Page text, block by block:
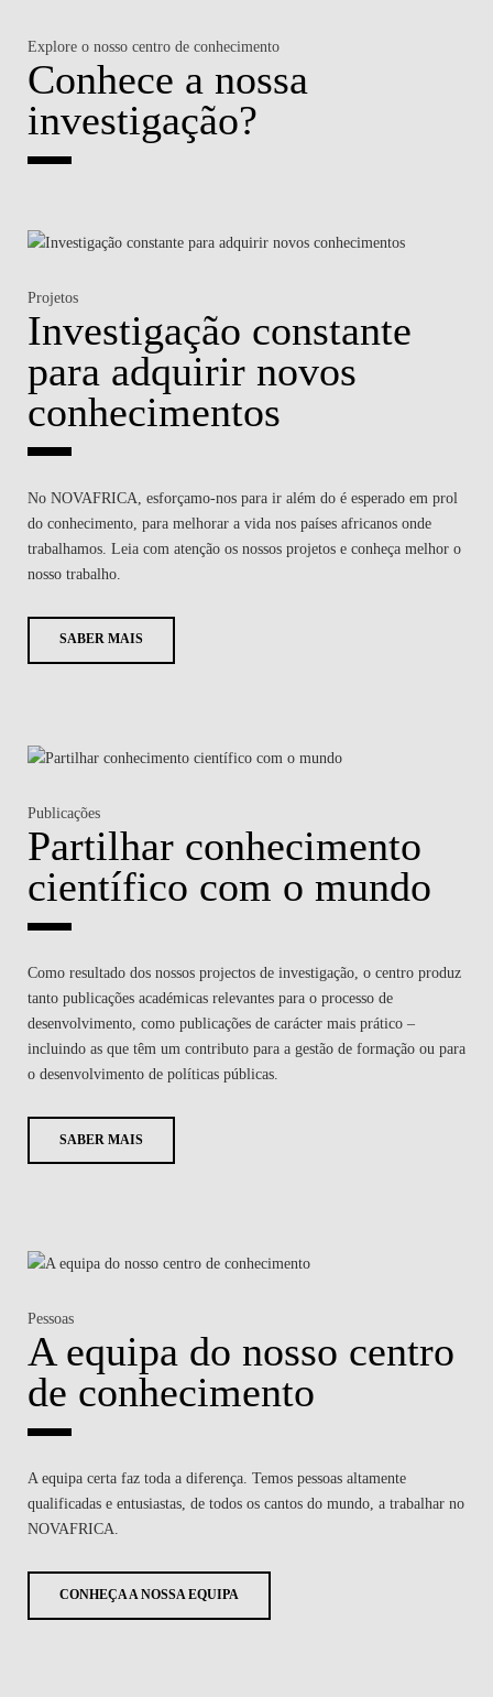
Explore o nosso centro de conhecimento
Conhece a nossa
investigação?
Projetos
Investigação constante
para adquirir novos
conhecimentos
No NOVAFRICA, esforçamo-nos para ir além do é esperado em prol
do conhecimento, para melhorar a vida nos países africanos onde
trabalhamos. Leia com atenção os nossos projetos e conheça melhor o
nosso trabalho.
SABER MAIS
Publicações
Partilhar conhecimento
científico com o mundo
Como resultado dos nossos projectos de investigação, o centro produz
tanto publicações académicas relevantes para o processo de
desenvolvimento, como publicações de carácter mais prático –
incluindo as que têm um contributo para a gestão de formação ou para
o desenvolvimento de políticas públicas.
SABER MAIS
Pessoas
A equipa do nosso centro
de conhecimento
A equipa certa faz toda a diferença. Temos pessoas altamente
qualificadas e entusiastas, de todos os cantos do mundo, a trabalhar no
NOVAFRICA.
CONHEÇA A NOSSA EQUIPA